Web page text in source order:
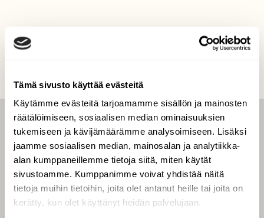
Tämä sivusto käyttää evästeitä
Käytämme evästeitä tarjoamamme sisällön ja mainosten
räätälöimiseen, sosiaalisen median ominaisuuksien
tukemiseen ja kävijämäärämme analysoimiseen. Lisäksi
jaamme sosiaalisen median, mainosalan ja analytiikka-
alan kumppaneillemme tietoja siitä, miten käytät
sivustoamme. Kumppanimme voivat yhdistää näitä
tietoja muihin tietoihin, joita olet antanut heille tai joita on
kerätty, kun olet käyttänyt heidän palvelujaan.
LEHTI
Uusin lehti
Tilaa Suomen Luonto
Tilaa digilukuoikeus
Äänestä parasta juttua